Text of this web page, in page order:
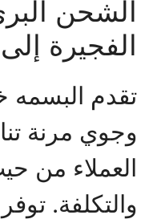
الشحن
الفجيرة
تقدم
وجوي مرنة
العملاء من
والتكلفة. توفر